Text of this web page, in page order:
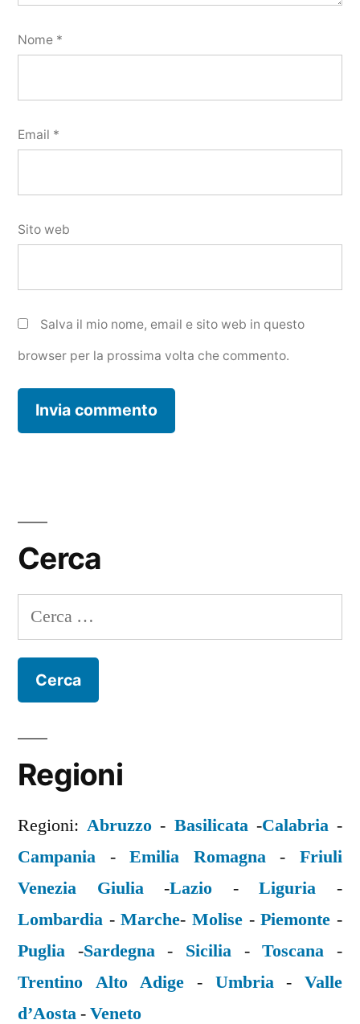
Nome *
Email *
Sito web
Salva il mio nome, email e sito web in questo
browser per la prossima volta che commento.
Cerca
Ricerca
per:
Regioni
Regioni:Abruzzo - Basilicata-Calabria-
Campania -Emilia Romagna-Friuli
Venezia Giulia-Lazio -Liguria -
Lombardia -Marche-Molise -Piemonte -
Puglia -Sardegna- Sicilia -Toscana -
Trentino Alto Adige - Umbria-Valle
d’Aosta-Veneto